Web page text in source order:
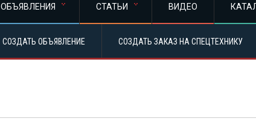
ОБЪЯВЛЕНИЯ СТАТЬИ ВИДЕО
СОЗДАТЬ ОБЪЯВЛЕНИЕ СОЗДАТЬ ЗАКАЗ НА СПЕЦТЕХНИКУ